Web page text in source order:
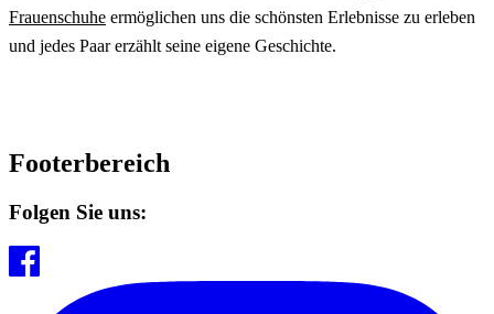
Frauenschuhe ermöglichen uns die schönsten Erlebnisse zu erleben
und jedes Paar erzählt seine eigene Geschichte.
Footerbereich
Folgen Sie uns: